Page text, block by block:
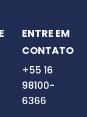
ENTRE EM
CONTATO
+55 16
98100-
6366